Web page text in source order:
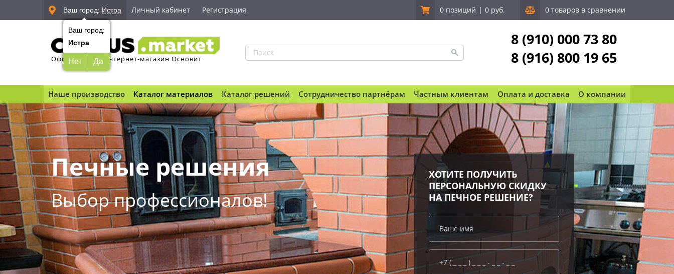
Ваш город: Истра
Ваш город:
Истра
Нет Да
Личный кабинет Регистрация 0 позиций | 0 руб. 0 товаров в сравнении
Официальный интернет-магазин Основит
8 (910) 000 73 80
8 (916) 800 19 65
Наше производство Каталог материалов Каталог решений Сотрудничество партнёрам Частным клиентам Оплата и доставка О компании
Печные решения
Выбор профессионалов!
ХОТИТЕ ПОЛУЧИТЬ
ПЕРСОНАЛЬНУЮ СКИДКУ
НА ПЕЧНОЕ РЕШЕНИЕ?